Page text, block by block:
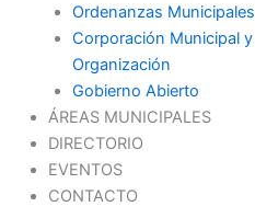
Ordenanzas Municipales
Corporación Municipal y
Organización
Gobierno Abierto
ÁREAS MUNICIPALES
DIRECTORIO
EVENTOS
CONTACTO